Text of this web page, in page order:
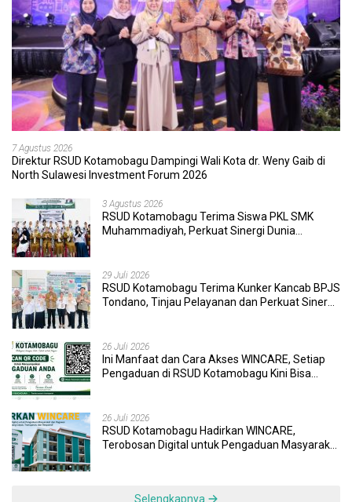
7 Agustus 2026
Direktur RSUD Kotamobagu Dampingi Wali Kota dr. Weny Gaib di
North Sulawesi Investment Forum 2026
3 Agustus 2026
RSUD Kotamobagu Terima Siswa PKL SMK
Muhammadiyah, Perkuat Sinergi Dunia
29 Juli 2026
RSUD Kotamobagu Terima Kunker Kancab BPJS
Tondano, Tinjau Pelayanan dan Perkuat Sinergi
26 Juli 2026
Ini Manfaat dan Cara Akses WINCARE, Setiap
Pengaduan di RSUD Kotamobagu Kini Bisa
26 Juli 2026
RSUD Kotamobagu Hadirkan WINCARE,
Terobosan Digital untuk Pengaduan Masyarakat
Selengkapnya